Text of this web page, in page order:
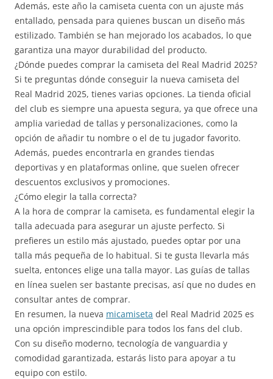
Además, este año la camiseta cuenta con un ajuste más
entallado, pensada para quienes buscan un diseño más
estilizado. También se han mejorado los acabados, lo que
garantiza una mayor durabilidad del producto.
¿Dónde puedes comprar la camiseta del Real Madrid 2025?
Si te preguntas dónde conseguir la nueva camiseta del
Real Madrid 2025, tienes varias opciones. La tienda oficial
del club es siempre una apuesta segura, ya que ofrece una
amplia variedad de tallas y personalizaciones, como la
opción de añadir tu nombre o el de tu jugador favorito.
Además, puedes encontrarla en grandes tiendas
deportivas y en plataformas online, que suelen ofrecer
descuentos exclusivos y promociones.
¿Cómo elegir la talla correcta?
A la hora de comprar la camiseta, es fundamental elegir la
talla adecuada para asegurar un ajuste perfecto. Si
prefieres un estilo más ajustado, puedes optar por una
talla más pequeña de lo habitual. Si te gusta llevarla más
suelta, entonces elige una talla mayor. Las guías de tallas
en línea suelen ser bastante precisas, así que no dudes en
consultar antes de comprar.
En resumen, la nueva micamiseta del Real Madrid 2025 es
una opción imprescindible para todos los fans del club.
Con su diseño moderno, tecnología de vanguardia y
comodidad garantizada, estarás listo para apoyar a tu
equipo con estilo.